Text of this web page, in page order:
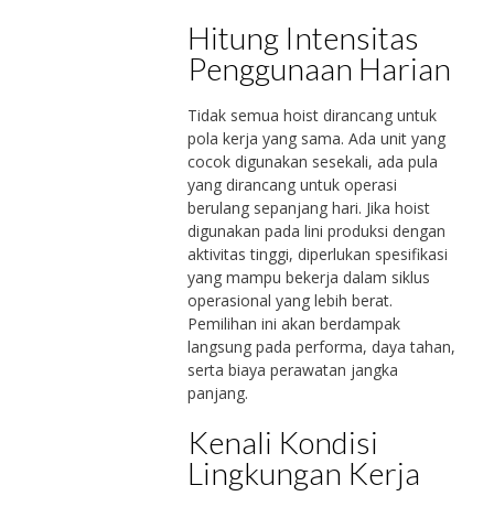
Hitung Intensitas
Penggunaan Harian
Tidak semua hoist dirancang untuk
pola kerja yang sama. Ada unit yang
cocok digunakan sesekali, ada pula
yang dirancang untuk operasi
berulang sepanjang hari. Jika hoist
digunakan pada lini produksi dengan
aktivitas tinggi, diperlukan spesifikasi
yang mampu bekerja dalam siklus
operasional yang lebih berat.
Pemilihan ini akan berdampak
langsung pada performa, daya tahan,
serta biaya perawatan jangka
panjang.
Kenali Kondisi
Lingkungan Kerja